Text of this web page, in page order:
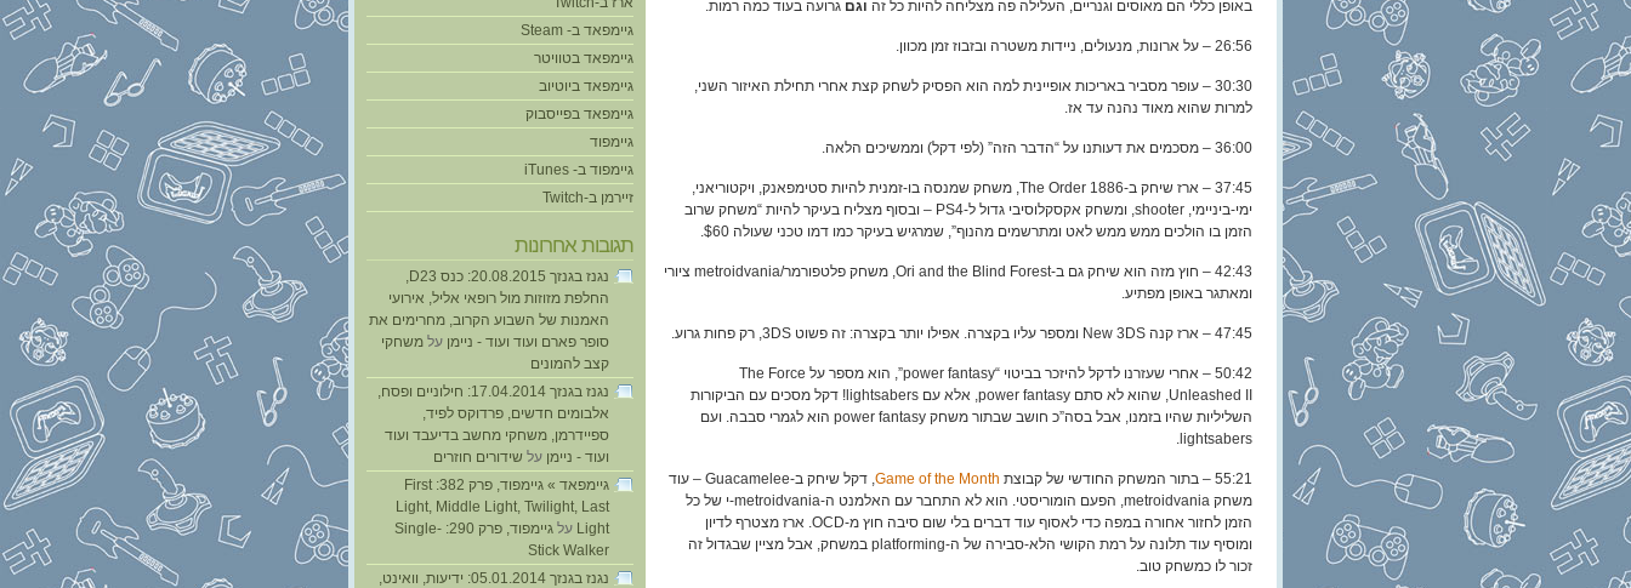
באופן כללי הם מאוסים וגנריים, העלילה פה מצליחה להיות כל זה וגם גרועה בעוד כמה רמות.
26:56 – על ארונות, מנעולים, ניידות משטרה ובזבוז זמן מכוון.
30:30 – עופר מסביר באריכות אופיינית למה הוא הפסיק לשחק קצת אחרי תחילת האיזור השני,
למרות שהוא מאוד נהנה עד אז.
36:00 – מסכמים את דעותנו על “הדבר הזה” (לפי דקל) וממשיכים הלאה.
37:45 – ארז שיחק ב-The Order 1886, משחק שמנסה בו-זמנית להיות סטימפאנק, ויקטוריאני,
ימי-ביניימי, shooter, ומשחק אקסקלוסיבי גדול ל-PS4 – ובסוף מצליח בעיקר להיות “משחק שרוב
הזמן בו הולכים ממש ממש לאט ומתרשמים מהנוף”, שמרגיש בעיקר כמו דמו טכני שעולה $60.
42:43 – חוץ מזה הוא שיחק גם ב-Ori and the Blind Forest, משחק פלטפורמר/metroidvania ציורי
ומאתגר באופן מפתיע.
47:45 – ארז קנה New 3DS ומספר עליו בקצרה. אפילו יותר בקצרה: זה פשוט 3DS, רק פחות גרוע.
50:42 – אחרי שעזרנו לדקל להיזכר בביטוי “power fantasy”, הוא מספר על The Force
Unleashed II, שהוא לא סתם power fantasy, אלא עם lightsabers! דקל מסכים עם הביקורות
השליליות שהיו בזמנו, אבל בסה”כ חושב שבתור משחק power fantasy הוא לגמרי סבבה. ועם
lightsabers.
55:21 – בתור המשחק החודשי של קבוצת Game of the Month
, דקל שיחק ב-Guacamelee – עוד
משחק metroidvania, הפעם הומוריסטי. הוא לא התחבר עם האלמנט ה-metroidvania-י של כל
הזמן לחזור אחורה במפה כדי לאסוף עוד דברים בלי שום סיבה חוץ מ-OCD. ארז מצטרף לדיון
ומוסיף עוד תלונה על רמת הקושי הלא-סבירה של ה-platforming במשחק, אבל מציין שבגדול זה
זכור לו כמשחק טוב.
גיימפאד ב- Steam
גיימפאד בטוויטר
גיימפאד ביוטיוב
גיימפאד בפייסבוק
גיימפוד
גיימפוד ב- iTunes
זיירמן ב-Twitch
תגובות אחרונות
נגנז בגנזך 20.08.2015: כנס D23,
החלפת מזוזות מול רופאי אליל, אירועי
האמנות של השבוע הקרוב, מחרימים את
סופר פארם ועוד ועוד - ניימן על משחקי
קצב להמונים
נגנז בגנזך 17.04.2014: חילוניים ופסח,
אלבומים חדשים, פרדוקס לפיד,
ספיידרמן, משחקי מחשב בדיעבד ועוד
ועוד - ניימן על שידורים חוזרים
גיימפאד » גיימפוד, פרק 382: First
Light, Middle Light, Twilight, Last
Light על
גיימפוד, פרק 290: Single-
Stick Walker
נגנז בגנזך 05.01.2014: ידיעות, וואינט,